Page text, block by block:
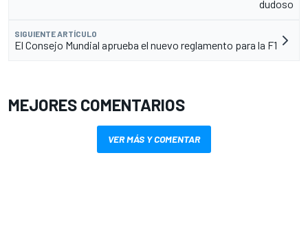
dudoso
SIGUIENTE ARTÍCULO
El Consejo Mundial aprueba el nuevo reglamento para la F1
MEJORES COMENTARIOS
VER MÁS Y COMENTAR